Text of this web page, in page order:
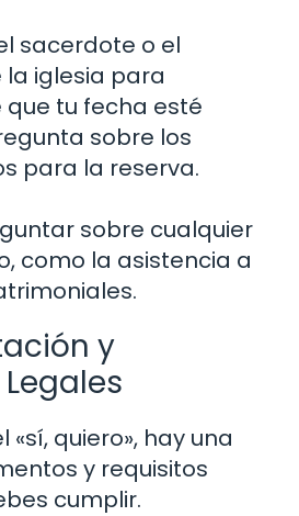
sacerdote o el
iglesia para
tu fecha esté
sobre los
para la reserva.
sobre cualquier
como la asistencia a
y
quiero», hay una
y requisitos
cumplir.